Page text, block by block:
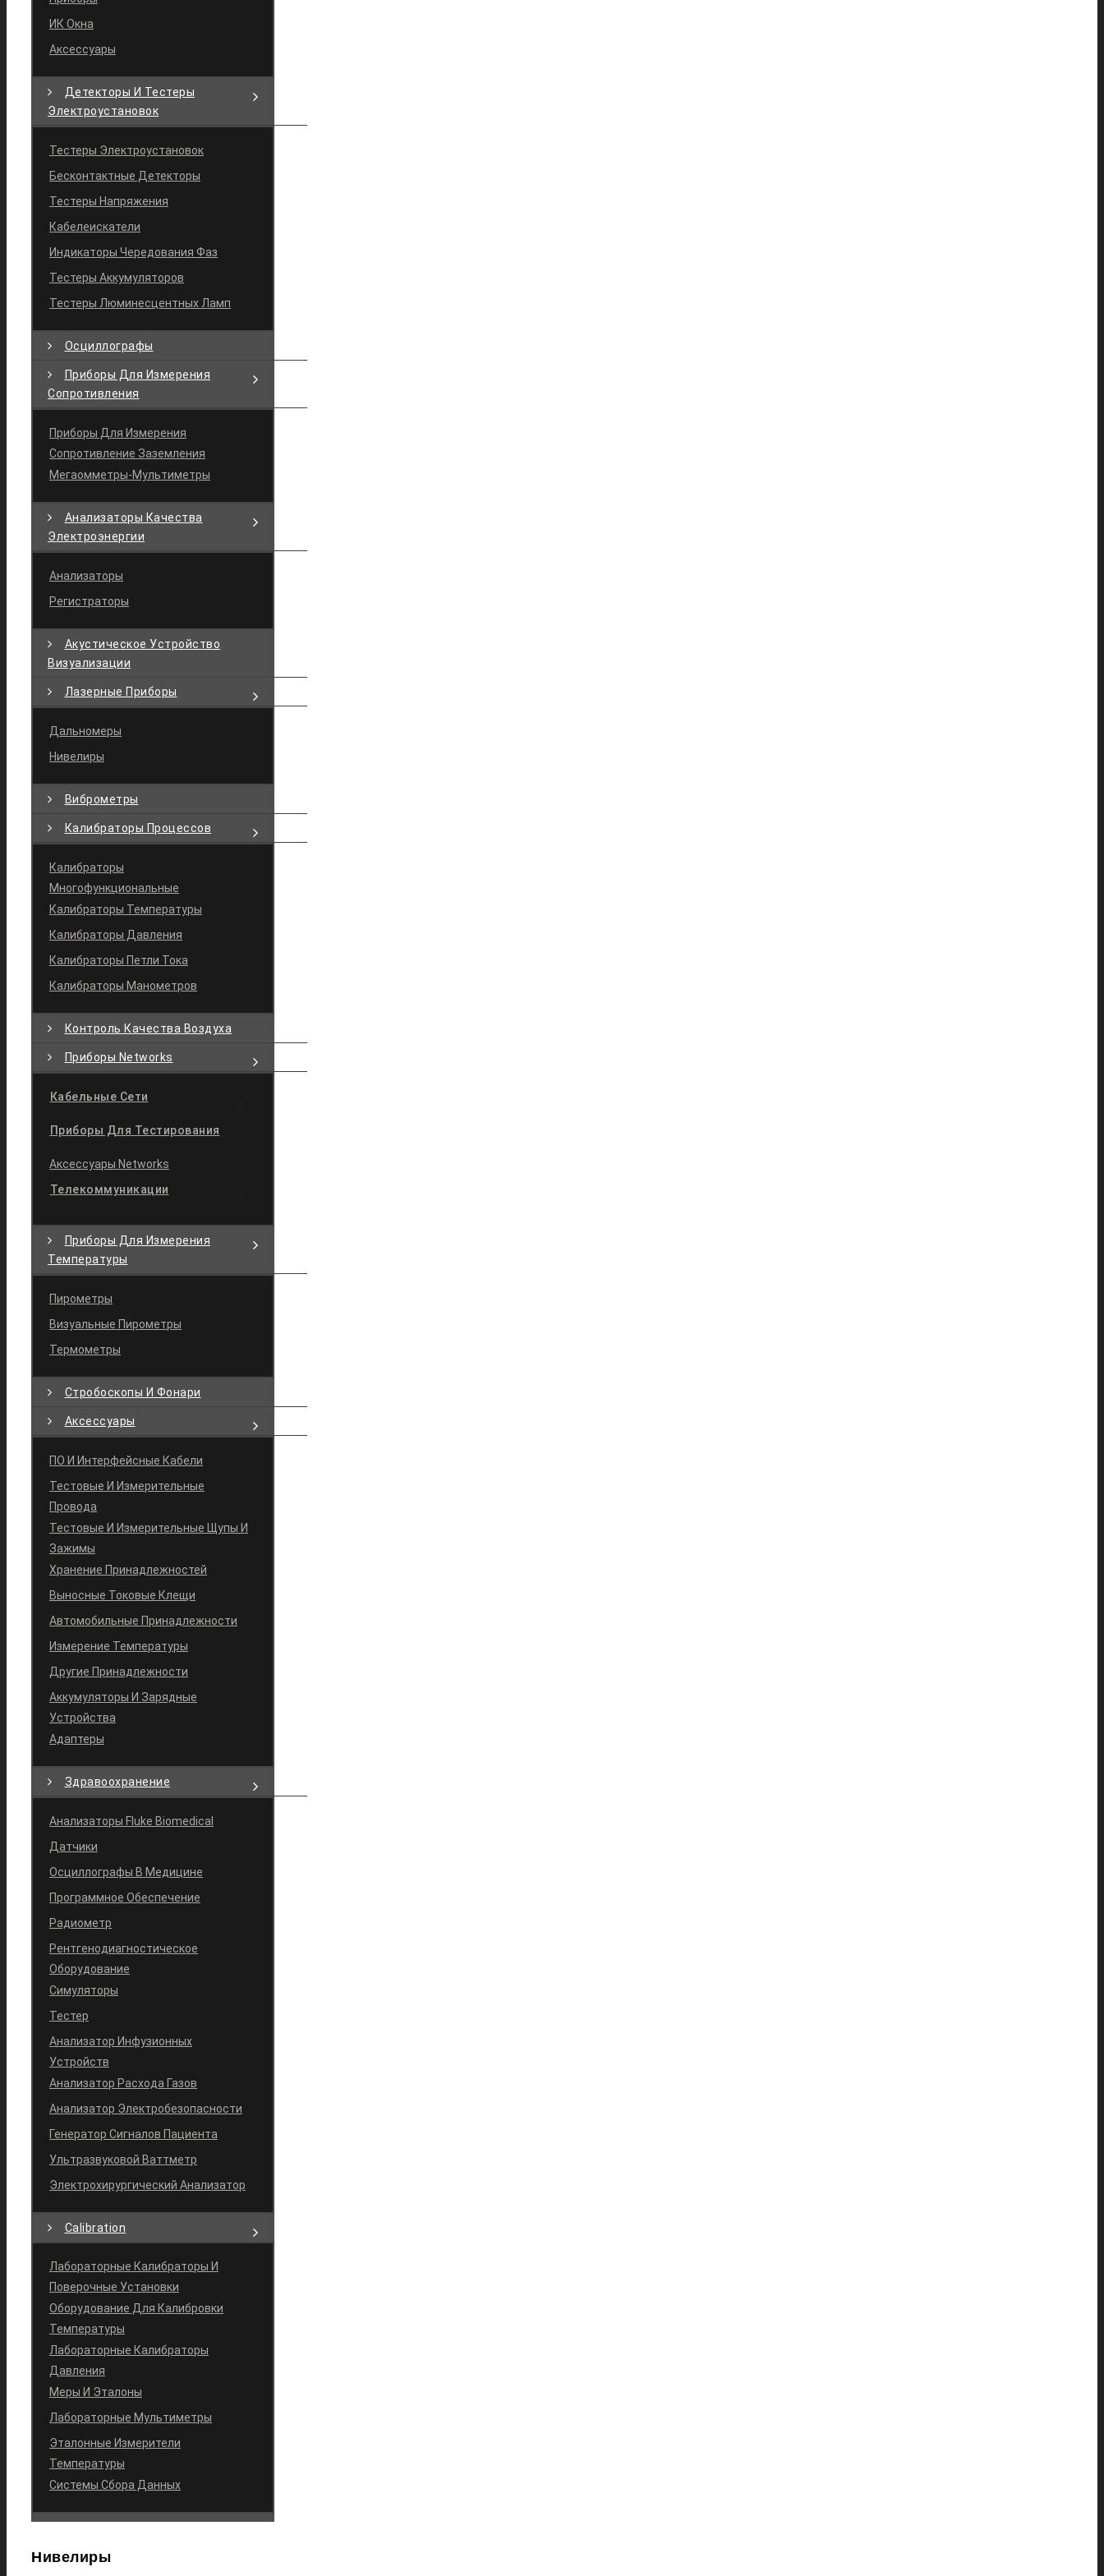
ИК Окна
Аксессуары
Детекторы И Тестеры
Электроустановок
Тестеры Электроустановок
Бесконтактные Детекторы
Тестеры Напряжения
Кабелеискатели
Индикаторы Чередования Фаз
Тестеры Аккумуляторов
Тестеры Люминесцентных Ламп
Осциллографы
Приборы Для Измерения
Сопротивления
Приборы Для Измерения
Сопротивление Заземления
Мегаомметры-Мультиметры
Анализаторы Качества
Электроэнергии
Анализаторы
Регистраторы
Акустическое Устройство
Визуализации
Лазерные Приборы
Дальномеры
Нивелиры
Виброметры
Калибраторы Процессов
Калибраторы
Многофункциональные
Калибраторы Температуры
Калибраторы Давления
Калибраторы Петли Тока
Калибраторы Манометров
Контроль Качества Воздуха
Приборы Networks
Кабельные Сети
Приборы Для Тестирования
Аксессуары Networks
Телекоммуникации
Приборы Для Измерения
Температуры
Пирометры
Визуальные Пирометры
Термометры
Стробоскопы И Фонари
Аксессуары
ПО И Интерфейсные Кабели
Тестовые И Измерительные
Провода
Тестовые И Измерительные Щупы И
Зажимы
Хранение Принадлежностей
Выносные Токовые Клещи
Автомобильные Принадлежности
Измерение Температуры
Другие Принадлежности
Аккумуляторы И Зарядные
Устройства
Адаптеры
Здравоохранение
Анализаторы Fluke Biomedical
Датчики
Осциллографы В Медицине
Программное Обеспечение
Радиометр
Рентгенодиагностическое
Оборудование
Симуляторы
Тестер
Анализатор Инфузионных
Устройств
Анализатор Расхода Газов
Анализатор Электробезопасности
Генератор Сигналов Пациента
Ультразвуковой Ваттметр
Электрохирургический Анализатор
Calibration
Лабораторные Калибраторы И
Поверочные Установки
Оборудование Для Калибровки
Температуры
Лабораторные Калибраторы
Давления
Меры И Эталоны
Лабораторные Мультиметры
Эталонные Измерители
Температуры
Системы Сбора Данных
Нивелиры